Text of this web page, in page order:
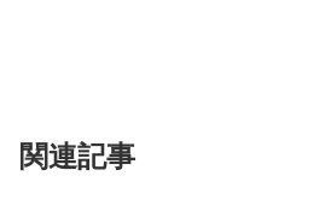
関連記事